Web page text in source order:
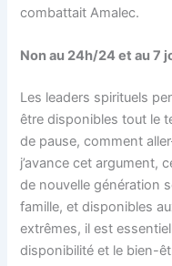
combattait Amalec.
Non au 24h/24 et au 7
Les leaders spirituels
être disponibles tout le
de pause, comment
j’avance cet argument,
de nouvelle génération
famille, et disponibles
extrêmes, il est
disponibilité et le bien-